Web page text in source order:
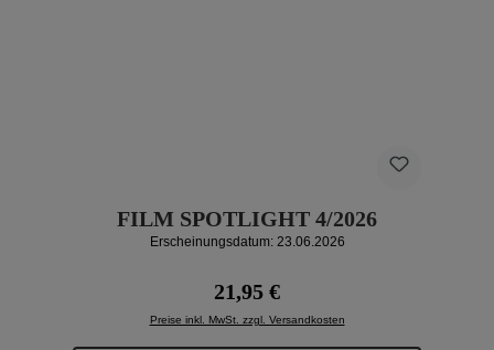
FILM SPOTLIGHT 4/2026
Erscheinungsdatum: 23.06.2026
Regulärer Preis:
21,95 €
Preise inkl. MwSt. zzgl. Versandkosten